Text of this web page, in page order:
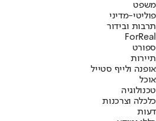
משפט
פוליטי-מדיני
תרבות ובידור
ForReal
ספורט
תיירות
אופנה ולייף סטייל
אוכל
טכנולוגיה
כלכלה וצרכנות
דעות